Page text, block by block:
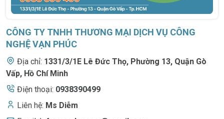
CÔNG TY TNHH THƯƠNG MẠI DỊCH VỤ CÔNG
NGHỆ VẠN PHÚC
Địa chỉ: 1331/3/1E Lê Đức Thọ, Phường 13, Quận Gò
Vấp, Hồ Chí Minh
Điện thoại: 0938390499
Liên hệ: Ms Diễm